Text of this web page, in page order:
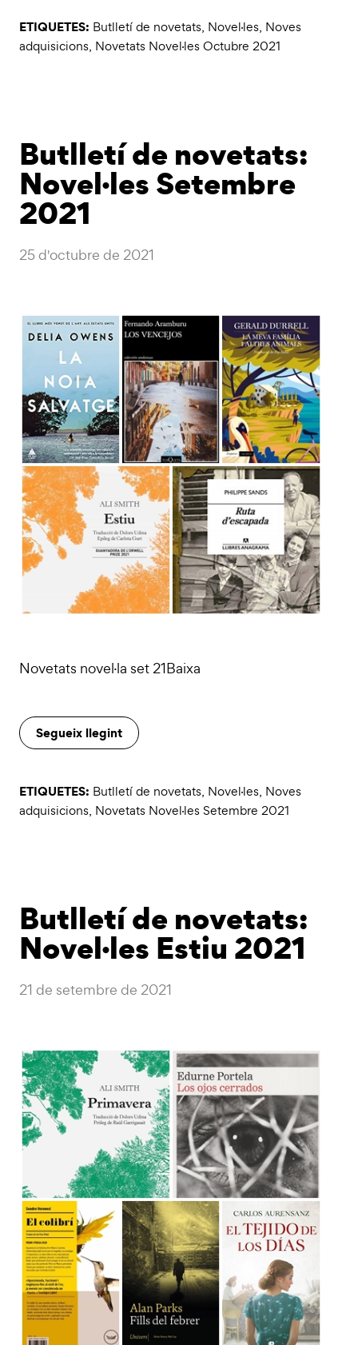
ETIQUETES: Butlletí de novetats, Novel·les, Noves
adquisicions, Novetats Novel·les Octubre 2021
Butlletí de novetats:
Novel·les Setembre
2021
25 d'octubre de 2021
Novetats novel·la set 21Baixa
Segueix llegint
ETIQUETES: Butlletí de novetats, Novel·les, Noves
adquisicions, Novetats Novel·les Setembre 2021
Butlletí de novetats:
Novel·les Estiu 2021
21 de setembre de 2021